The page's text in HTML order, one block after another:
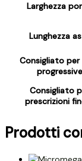
Larghezza
Lunghezza
Consigliato
progressive
Consigliato
prescrizioni
Prodotti